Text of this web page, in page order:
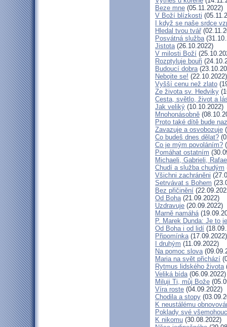
Beze mne (05.11.2022)
V Boží blízkosti
I když se naše srdce
Hledal tvou tvář
Posvátná služba
Jistota(26.10.2022)
V milosti Boží
Rozptyluje bouři
Budoucí dobra
Nebojte se! (22.10.2022)
Vyšší cenu než zlato
Ze života sv. Hedviky
Cesta, světlo, život a
Jak veliký (10.10.2022)
Mnohonásobně
Proto také dítě bude
Zavazuje a osvobozuje
Co budeš dnes dělat?
Co je mým povoláním?
Pomáhat ostatním
Michaeli, Gabrieli,
Chudí a služba chudým
Všichni zachráněni
Setrvávat s Bohem
Bez přičinění
Od Boha(21.09.2022)
Uzdravuje (20.09.2022)
Marně namáhá
P. Marek Dunda: Je to
Od Boha i od lidí
Připomínka(17.09.2022)
I druhým (11.09.2022)
Na pomoc slova
Maria na svět přichází
Rytmus lidského života
Veliká bída(06.09.2022)
Miluji Ti, můj Bože
Víra roste (04.09.2022)
Chodila a stopy
K neustálému
Poklady své
K nikomu (30.08.2022)